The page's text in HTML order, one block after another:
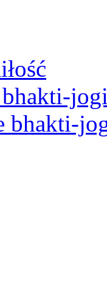
bhakti-